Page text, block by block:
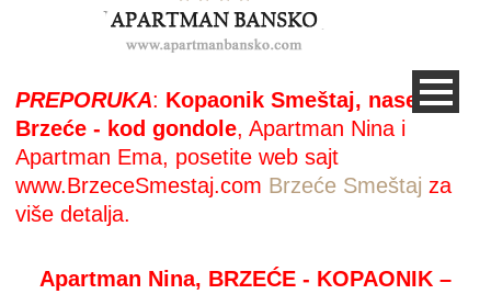
PREPORUKA: Kopaonik Smeštaj, naselje
Brzeće - kod gondole, Apartman Nina i
Apartman Ema, posetite web sajt
www.BrzeceSmestaj.com Brzeće Smeštaj za
više detalja.
Apartman Nina, BRZEĆE - KOPAONIK –